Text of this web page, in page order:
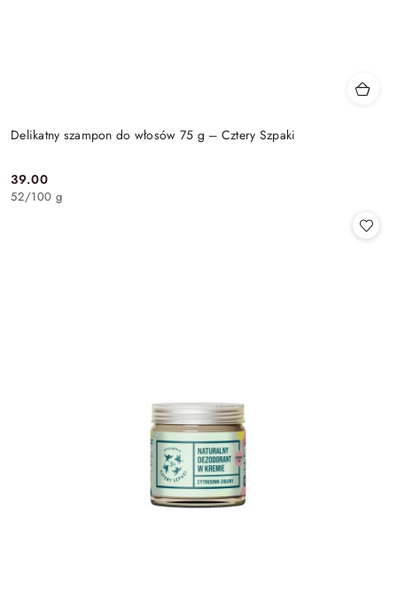
Delikatny szampon do włosów 75 g – Cztery Szpaki
Cena:
39.00
52/100 g